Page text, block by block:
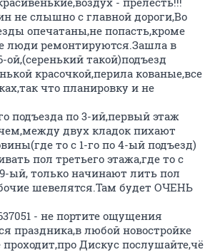
не слышно с главной дороги,Во
опечатаны,не попасть,кроме
люди ремонтируются.Зашла в
такой)подъезд
красочкой,перила кованые,все
что планировку и не
подъезда по 3-ий,первый этаж
двух кладок пихают
то с 1-го по 4-ый подъезд)
пол третьего этажа,где то с
ый, только начинают лить пол
шевелятся.Там будет ОЧЕНЬ
- не портите ощущения
праздника,в любой новостройке
проходит,про Дискус послушайте,чё